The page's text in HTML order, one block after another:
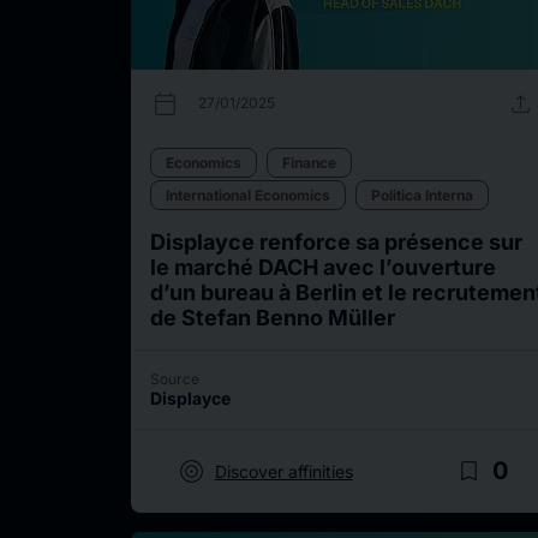
calendar_today 27/01/2025 upload
Economics
Finance
International Economics
Politica Interna
Displayce renforce sa présence sur
le marché DACH avec l’ouverture
d’un bureau à Berlin et le
de Stefan Benno Müller
Source
Displayce
target Discover affinities bookmark_border 0